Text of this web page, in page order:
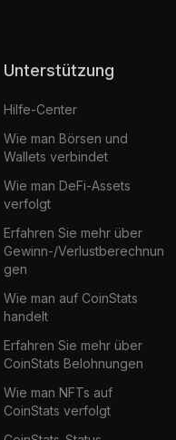
Unterstützung
Hilfe-Center
Wie man Börsen und
Wallets verbindet
Wie man DeFi-Assets
verfolgt
Erfahren Sie mehr über
Gewinn-/Verlustberechnun
gen
Wie man auf CoinStats
handelt
Erfahren Sie mehr über
CoinStats Belohnungen
Wie man NFTs auf
CoinStats verfolgt